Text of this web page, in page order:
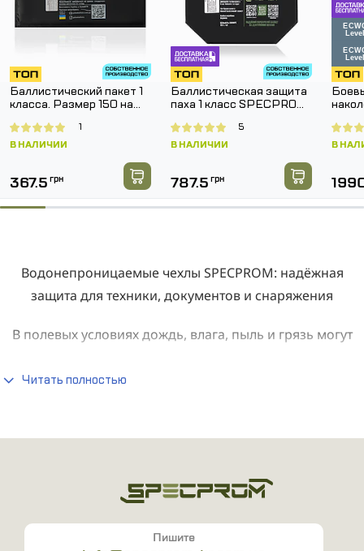
Баллистический пакет 1
класса. Размер 150 на
В НАЛИЧИИ
1
367.5 грн
Баллистическая защита
паха 1 класс SPECPROM.
В НАЛИЧИИ
5
787.5 грн
В
Водонепроницаемые чехлы SPECPROM: надёжная
защита для техники, документов и снаряжения
В полевых условиях дождь, влага, пыль и грязь могут
документов или личных вещей. Именно поэтому
время ливня, переправы через реку или долгого
Зачем нужны водонепроницаемые чехлы
Читать полностью
Пишите